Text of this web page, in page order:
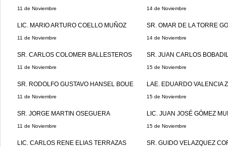
11 de Noviembre
LIC. MARIO ARTURO COELLO MUÑOZ
11 de Noviembre
SR. CARLOS COLOMER BALLESTEROS
11 de Noviembre
SR. RODOLFO GUSTAVO HANSEL BOUE
11 de Noviembre
SR. JORGE MARTIN OSEGUERA
11 de Noviembre
LIC. CARLOS RENE ELIAS TERRAZAS
14 de Noviembre
SR. OMAR DE LA TORRE
14 de Noviembre
SR. JUAN CARLOS
15 de Noviembre
LAE. EDUARDO VALENCIA
15 de Noviembre
LIC. JUAN JOSÉ GÓMEZ
15 de Noviembre
SR. GUIDO VELAZQUEZ